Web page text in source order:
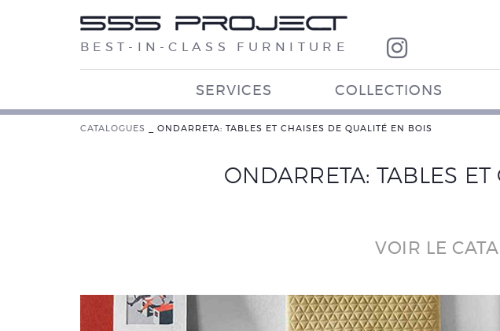
BEST-IN-CLASS FURNITURE
SERVICES COLLECTIONS
CATALOGUES ONDARRETA: TABLES ET CHAISES DE QUALITÉ EN BOIS
ONDARRETA: TABLES
VOIR LE